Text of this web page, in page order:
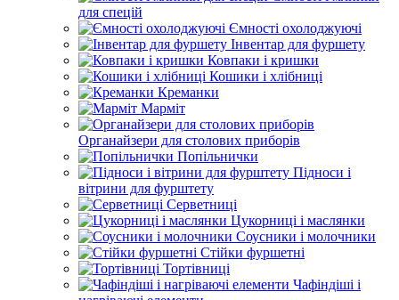
для спецій
Ємності охолоджуючі
Інвентар для фуршету
Ковпаки і кришки
Кошики і хлібниці
Креманки
Марміт
Органайзери для столових приборів
Попільнички
Підноси і
вітрини для фурштету
Серветниці
Цукорниці і маслянки
Соусники і молочники
Стійки фуршетні
Тортівниці
Чафіндіші і